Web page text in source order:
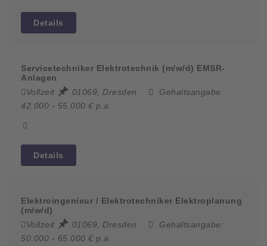
Details
Servicetechniker Elektrotechnik (m/w/d) EMSR-
Anlagen
Vollzeit
01069, Dresden
Gehaltsangabe:
42.000 - 55.000 € p.a.
Details
Elektroingenieur / Elektrotechniker Elektroplanung
(m/w/d)
Vollzeit
01069, Dresden
Gehaltsangabe:
50.000 - 65.000 € p.a.